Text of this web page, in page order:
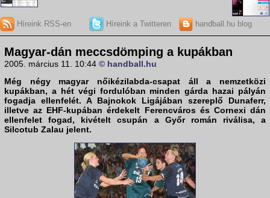
Híreink RSS-en Híreink a Twitteren handball.hu blog
Magyar-dán meccsdömping a kupákban
2005. március 11. 10:44 © handball.hu
Még négy magyar nőikézilabda-csapat áll a nemzetközi
kupákban, a hét végi fordulóban minden gárda hazai pályán
fogadja ellenfelét. A Bajnokok Ligájában szereplő Dunaferr,
illetve az EHF-kupában érdekelt Ferencváros és Cornexi dán
ellenfelet fogad, kivételt csupán a Győr román riválisa, a
Silcotub Zalau jelent.